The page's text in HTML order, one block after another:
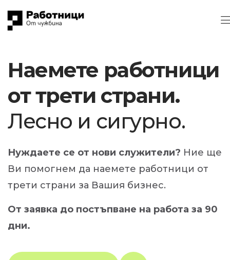
Наемете работници
от трети страни.
Лесно и сигурно.
Нуждаете се от нови служители? Ние ще
Ви помогнем да наемете работници от
трети страни за Вашия бизнес.
От заявка до постъпване на работа за 90
дни.